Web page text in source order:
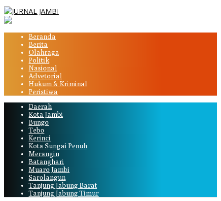
Beranda
Berita
Olahraga
Politik
Nasional
Advetorial
Hukum & Kriminal
Peristiwa
Daerah
Kota Jambi
Bungo
Tebo
Kerinci
Kota Sungai Penuh
Merangin
Batanghari
Muaro Jambi
Sarolangun
Tanjung Jabung Barat
Tanjung Jabung Timur